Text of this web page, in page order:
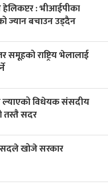
: भीआईपीका
ज्यान बचाउन उड्दैन
समूहको राष्ट्रिय भेलालाई
ल्याएको विधेयक संसदीय
तस्तै सदर
खोजे सरकार